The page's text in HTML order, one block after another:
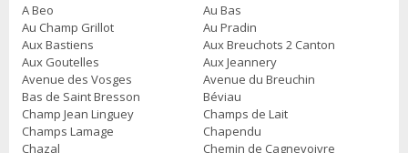
A Beo
Au Bas
Au Champ Grillot
Au Pradin
Aux Bastiens
Aux Breuchots 2 Canton
Aux Goutelles
Aux Jeannery
Avenue des Vosges
Avenue du Breuchin
Bas de Saint Bresson
Béviau
Champ Jean Linguey
Champs de Lait
Champs Lamage
Chapendu
Chazal
Chemin de Cagnevoivre